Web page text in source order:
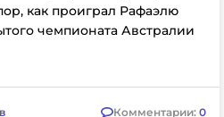
как проиграл Рафаэлю
чемпионата Австралии
Комментарии: 0